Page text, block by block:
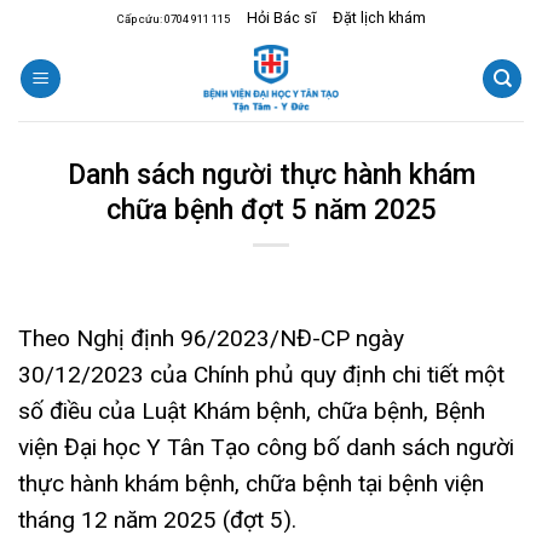
content
Cấp cứu: 0704 911 115 Hỏi Bác sĩ Đặt lịch khám
Danh sách người thực hành khám
chữa bệnh đợt 5 năm 2025
Theo Nghị định 96/2023/NĐ-CP ngày
30/12/2023 của Chính phủ quy định chi tiết một
số điều của Luật Khám bệnh, chữa bệnh, Bệnh
viện Đại học Y Tân Tạo công bố danh sách người
thực hành khám bệnh, chữa bệnh tại bệnh viện
tháng 12 năm 2025 (đợt 5).